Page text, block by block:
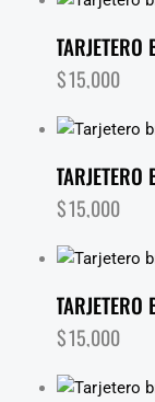
$15,000
$15,000
$15,000